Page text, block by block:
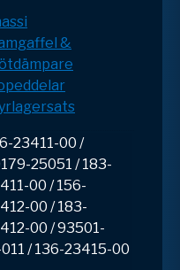
&
23411-00 /
25051 / 183-
00 / 156-
00 / 183-
00 / 93501-
/ 136-23415-00